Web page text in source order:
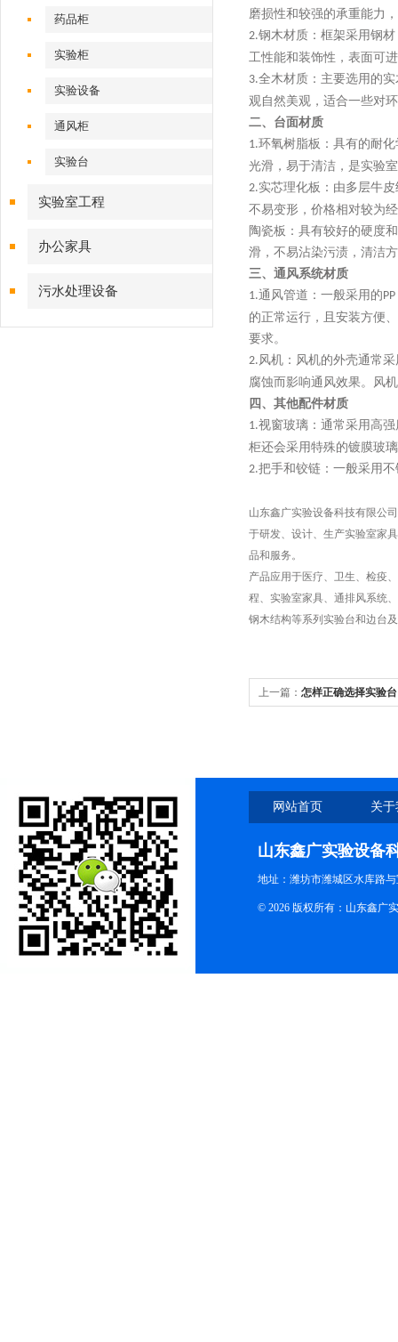
药品柜
实验柜
实验设备
通风柜
实验台
实验室工程
办公家具
污水处理设备
磨损性和较强的承重能力
2.钢木材质：框架采用钢
工性能和装饰性，表面可
3.全木材质：主要选用的
观自然美观，适合一些对
二、 台面材质
1.环氧树脂板：具有的耐
光滑，易于清洁，是实验
2.实芯理化板：由多层牛
不易变形，价格相对较为
陶瓷板：具有较好的硬度
滑，不易沾染污渍，清洁
三、 通风系统材质
1.通风管道：一般采用的PP
的正常运行，且安装方便
要求。
2. 风机：风机的外壳通常
腐蚀而影响通风效果。风
四、 其他配件材质
1.视窗玻璃：通常采用高
柜还会采用特殊的镀膜玻
2.把手和铰链：一般采用
山东鑫广实验设备科技有限公
于研发、设计、生产实验室家
品和服务。
产品应用于医疗、卫生、检疫
程、实验室家具、通排风系统
钢木结构等系列实验台和边台
上一篇： 怎样正确选择实验
网站首页 关
山东鑫广实验设备
地址：潍坊市潍城区水库路
© 2026 版权所有：山东鑫广